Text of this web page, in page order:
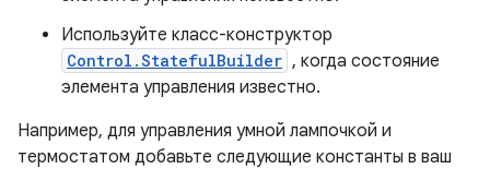
Используйте класс-конструктор
Control.StatefulBuilder , когда состояние
элемента управления известно.
Например, для управления умной лампочкой и
термостатом добавьте следующие константы в ваш